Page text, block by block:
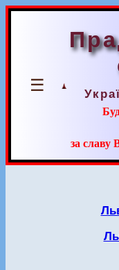
☰
за славу